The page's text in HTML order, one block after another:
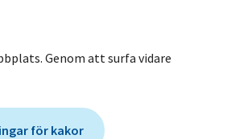
svensk pediatrisk palliativ vård
att enkelt ta kontakt för
För en del
vi att en erfaren
påbörjas.
Genom att surfa vidare
för kakor